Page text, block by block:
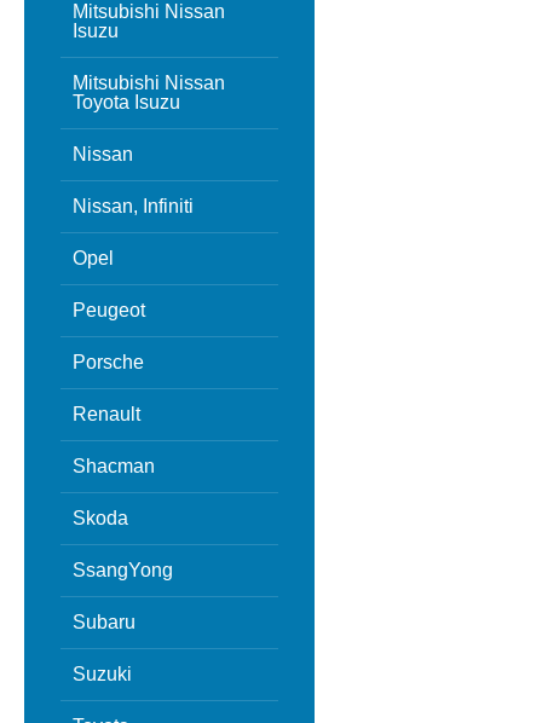
Mitsubishi Nissan
Isuzu
Mitsubishi Nissan
Toyota Isuzu
Nissan
Nissan, Infiniti
Opel
Peugeot
Porsche
Renault
Shacman
Skoda
SsangYong
Subaru
Suzuki